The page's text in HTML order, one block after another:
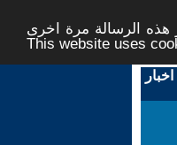
الرسالة مرة اخرى -
This website uses
اخبار